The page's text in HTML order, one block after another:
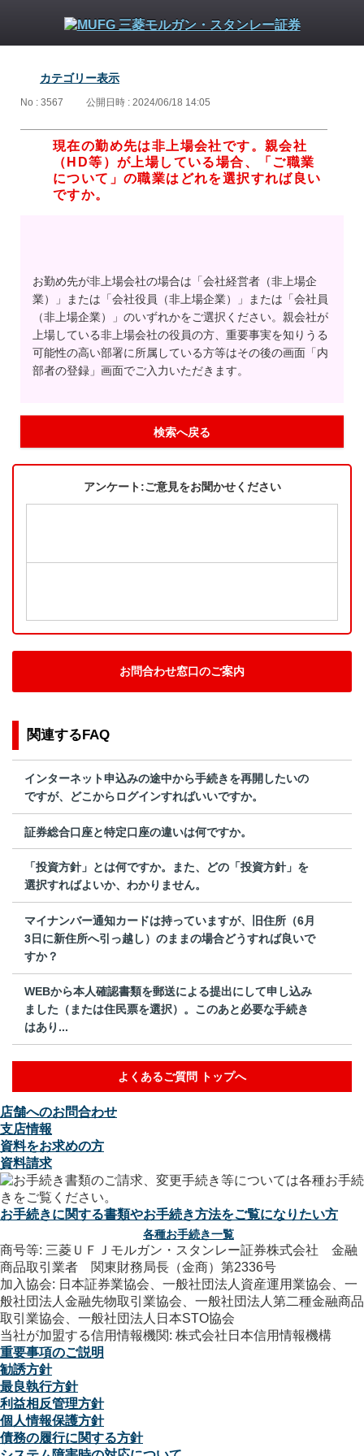
カテゴリー表示
No : 3567 公開日時 : 2024/06/18 14:05
現在の勤め先は非上場会社です。親会社
（HD等）が上場している場合、「ご職業
について」の職業はどれを選択すれば良い
ですか。
お勤め先が非上場会社の場合は「会社経営者（非上場企
業）」または「会社役員（非上場企業）」または「会社員
（非上場企業）」のいずれかをご選択ください。親会社が
上場している非上場会社の役員の方、重要事実を知りうる
可能性の高い部署に所属している方等はその後の画面「内
部者の登録」画面でご入力いただきます。
検索へ戻る
アンケート:ご意見をお聞かせください
お問合わせ窓口のご案内
関連するFAQ
インターネット申込みの途中から手続きを再開したいの
ですが、どこからログインすればいいですか。
証券総合口座と特定口座の違いは何ですか。
「投資方針」とは何ですか。また、どの「投資方針」を
選択すればよいか、わかりません。
マイナンバー通知カードは持っていますが、旧住所（6月
3日に新住所へ引っ越し）のままの場合どうすれば良いで
すか？
WEBから本人確認書類を郵送による提出にして申し込み
ました（または住民票を選択）。このあと必要な手続き
はあり...
よくあるご質問 トップへ
店舗へのお問合わせ
支店情報
資料をお求めの方
資料請求
お手続きに関する書類やお手続き方法をご覧になりたい方
各種お手続き一覧
商号等: 三菱ＵＦＪモルガン・スタンレー証券株式会社 金融
商品取引業者 関東財務局長（金商）第2336号
加入協会: 日本証券業協会、一般社団法人資産運用業協会、一
般社団法人金融先物取引業協会、一般社団法人第二種金融商品
取引業協会、一般社団法人日本STO協会
当社が加盟する信用情報機関: 株式会社日本信用情報機構
重要事項のご説明
勧誘方針
最良執行方針
利益相反管理方針
個人情報保護方針
債務の履行に関する方針